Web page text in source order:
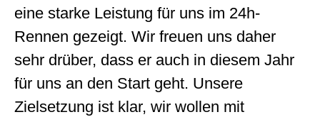
eine starke Leistung für uns im 24h-
Rennen gezeigt. Wir freuen uns daher
sehr drüber, dass er auch in diesem Jahr
für uns an den Start geht. Unsere
Zielsetzung ist klar, wir wollen mit